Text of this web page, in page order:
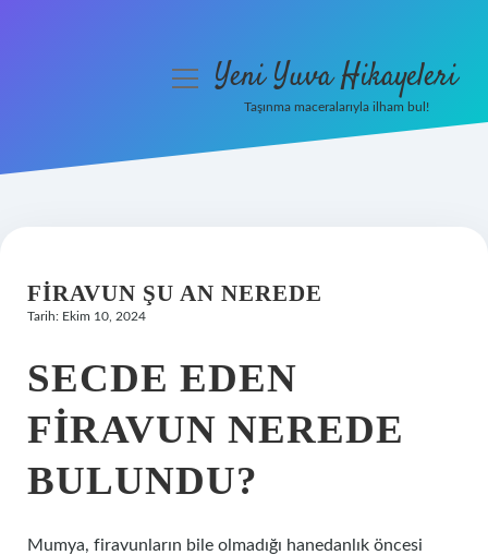
Hakkımızda
menüyüYeni Yuva Hikayeleri
Taşınma maceralarıyla ilham bul!
FIRAVUN ŞU AN NEREDE
Tarih: Ekim 10, 2024
SECDE EDEN
FIRAVUN NEREDE
BULUNDU?
Mumya, firavunların bile olmadığı hanedanlık öncesi